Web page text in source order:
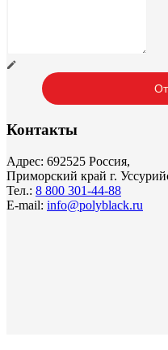
Контакты
Адрес: 692525 Россия,
Приморский край г.
Тел.: 8 800 301-44-88
E-mail: info@polyblack.ru